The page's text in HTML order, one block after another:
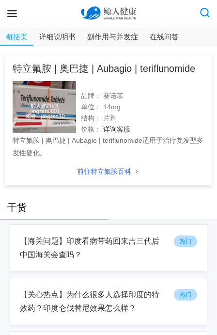
概括页 详细说明书 副作用与并发症 在线问答
特立氟胺 | 奥巴捷 | Aubagio | teriflunomide
品牌： 赛诺菲
单位： 14mg
结构：
片剂
价格： 详询客服
特立氟胺 | 奥巴捷 | Aubagio | teriflunomide适用于治疗复发型多
发性硬化。
前往特立氟胺百科
干货
热门
【海关问题】印度看病带药回来吉三代后
中国海关会查吗？
热门
【关心热点】为什么很多人选择印度的特
效药？印度仑伐替尼效果怎么样？